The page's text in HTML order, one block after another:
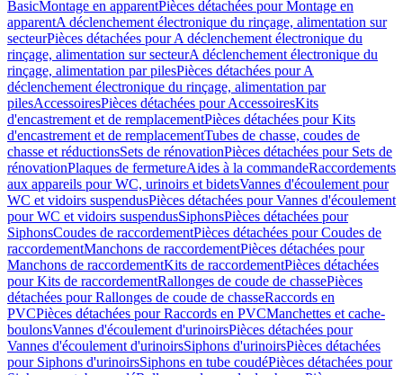
BasicMontage en apparentPièces détachées pour Montage en
apparentA déclenchement électronique du rinçage, alimentation sur
secteurPièces détachées pour A déclenchement électronique du
rinçage, alimentation sur secteurA déclenchement électronique du
rinçage, alimentation par pilesPièces détachées pour A
déclenchement électronique du rinçage, alimentation par
pilesAccessoiresPièces détachées pour AccessoiresKits
d'encastrement et de remplacementPièces détachées pour Kits
d'encastrement et de remplacementTubes de chasse, coudes de
chasse et réductionsSets de rénovationPièces détachées pour Sets de
rénovationPlaques de fermetureAides à la commandeRaccordements
aux appareils pour WC, urinoirs et bidetsVannes d'écoulement pour
WC et vidoirs suspendusPièces détachées pour Vannes d'écoulement
pour WC et vidoirs suspendusSiphonsPièces détachées pour
SiphonsCoudes de raccordementPièces détachées pour Coudes de
raccordementManchons de raccordementPièces détachées pour
Manchons de raccordementKits de raccordementPièces détachées
pour Kits de raccordementRallonges de coude de chassePièces
détachées pour Rallonges de coude de chasseRaccords en
PVCPièces détachées pour Raccords en PVCManchettes et cache-
boulonsVannes d'écoulement d'urinoirsPièces détachées pour
Vannes d'écoulement d'urinoirsSiphons d'urinoirsPièces détachées
pour Siphons d'urinoirsSiphons en tube coudéPièces détachées pour